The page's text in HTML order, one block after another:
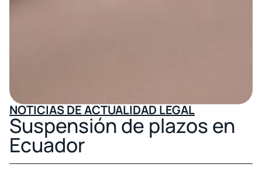
NOTICIAS DE ACTUALIDAD LEGAL
Suspensión de plazos en
Ecuador